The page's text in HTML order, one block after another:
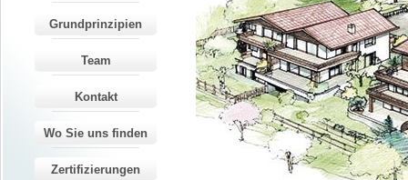
Grundprinzipien
Team
Kontakt
Wo Sie uns finden
Zertifizierungen